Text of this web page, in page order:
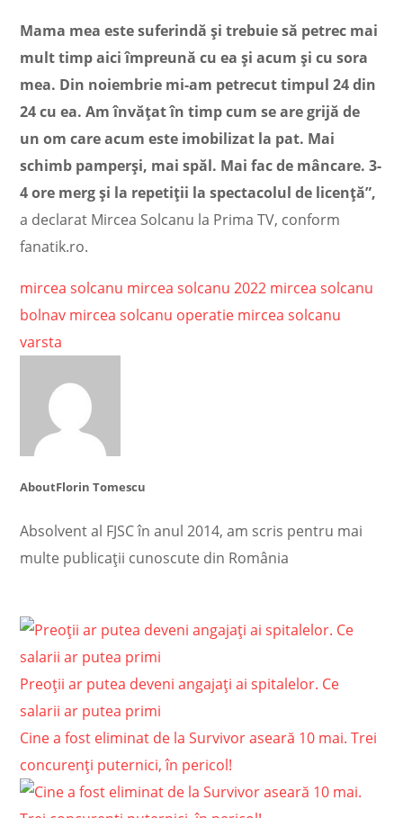
Mama mea este suferindă și trebuie să petrec mai
mult timp aici împreună cu ea și acum și cu sora
mea. Din noiembrie mi-am petrecut timpul 24 din
24 cu ea. Am învățat în timp cum se are grijă de
un om care acum este imobilizat la pat. Mai
schimb pamperși, mai spăl. Mai fac de mâncare. 3-
4 ore merg și la repetiții la spectacolul de licență”,
a declarat Mircea Solcanu la Prima TV, conform
fanatik.ro.
mircea solcanu mircea solcanu 2022 mircea solcanu
bolnav mircea solcanu operatie mircea solcanu
varsta
AboutFlorin Tomescu
Absolvent al FJSC în anul 2014, am scris pentru mai
multe publicații cunoscute din România
Preoții ar putea deveni angajați ai spitalelor. Ce
salarii ar putea primi
Cine a fost eliminat de la Survivor aseară 10 mai. Trei
concurenți puternici, în pericol!